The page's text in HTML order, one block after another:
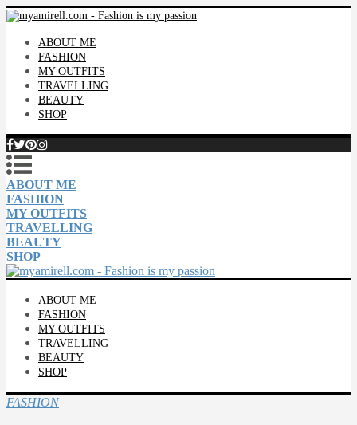
ABOUT ME
FASHION
MY OUTFITS
TRAVELLING
BEAUTY
SHOP
ABOUT ME
FASHION
MY OUTFITS
TRAVELLING
BEAUTY
SHOP
ABOUT ME
FASHION
MY OUTFITS
TRAVELLING
BEAUTY
SHOP
FASHION